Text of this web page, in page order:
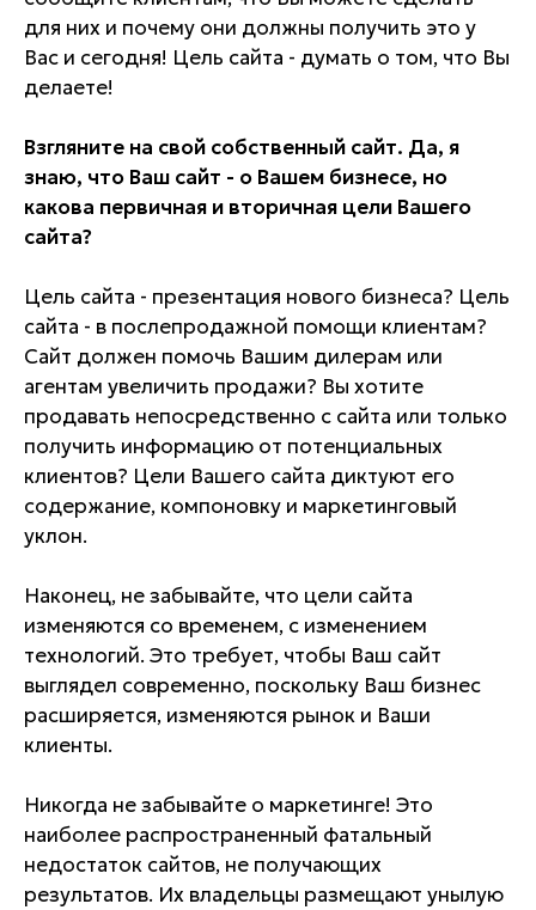
для них и почему они должны получить это у
Вас и сегодня! Цель сайта - думать о том, что Вы
делаете!
Взгляните на свой собственный сайт. Да, я
знаю, что Ваш сайт - о Вашем бизнесе, но
какова первичная и вторичная цели Вашего
сайта?
Цель сайта - презентация нового бизнеса? Цель
сайта - в послепродажной помощи клиентам?
Сайт должен помочь Вашим дилерам или
агентам увеличить продажи? Вы хотите
продавать непосредственно с сайта или только
получить информацию от потенциальных
клиентов? Цели Вашего сайта диктуют его
содержание, компоновку и маркетинговый
уклон.
Наконец, не забывайте, что цели сайта
изменяются со временем, с изменением
технологий. Это требует, чтобы Ваш сайт
выглядел современно, поскольку Ваш бизнес
расширяется, изменяются рынок и Ваши
клиенты.
Никогда не забывайте о маркетинге! Это
наиболее распространенный фатальный
недостаток сайтов, не получающих
результатов. Их владельцы размещают унылую